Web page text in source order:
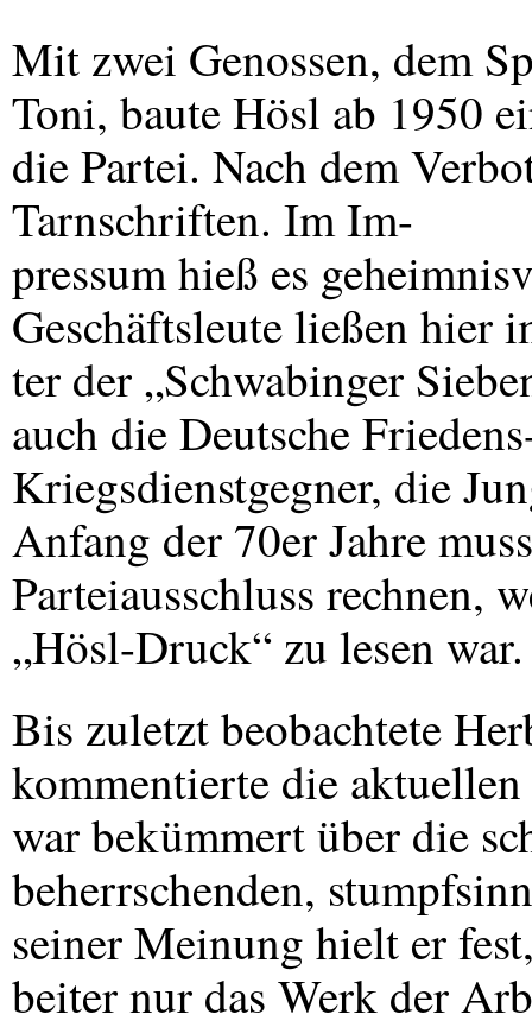
Mit zwei Genossen, dem
Toni, baute Hösl ab 1950
die Partei. Nach dem
Tarnschriften. Im Im-
pressum hieß es
Geschäftsleute ließen
ter der „Schwabinger
auch die Deutsche
Kriegsdienstgegner, die
Anfang der 70er Jahre
Parteiausschluss rechnen,
„Hösl-Druck“ zu lesen war.
Bis zuletzt beobachtete
kommentierte die
war bekümmert über die
beherrschenden,
seiner Meinung hielt er
beiter nur das Werk der